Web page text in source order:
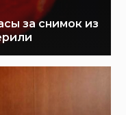
за снимок из